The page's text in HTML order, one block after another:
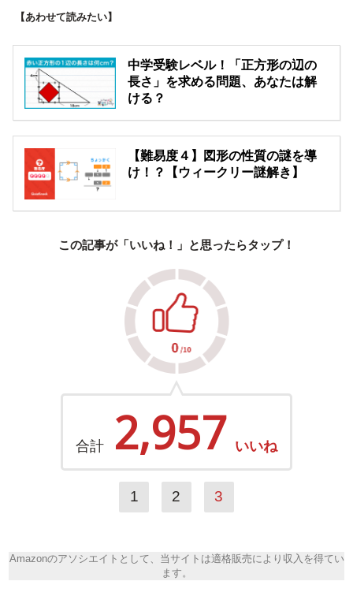
【あわせて読みたい】
中学受験レベル！「正方形の辺の
長さ」を求める問題、あなたは解
ける？
【難易度４】図形の性質の謎を導
け！？【ウィークリー謎解き】
この記事が「いいね！」と思ったらタップ！
合計 2,957 いいね
1 2 3
Amazonのアソシエイトとして、当サイトは適格販売により収入を得てい
ます。